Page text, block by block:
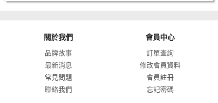
關於我們
品牌故事
最新消息
常見問題
聯絡我們
會員中心
訂單查詢
修改會員資料
會員註冊
忘記密碼